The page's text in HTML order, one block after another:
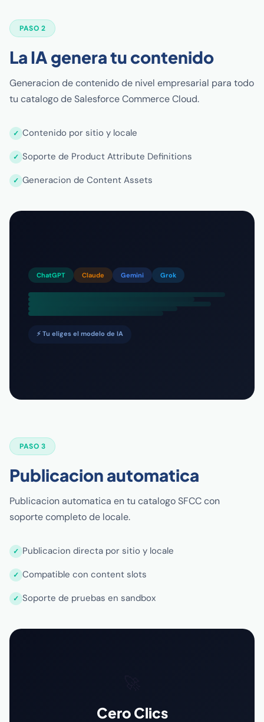
PASO 2
La IA genera tu contenido
Generacion de contenido de nivel empresarial para todo
tu catalogo de Salesforce Commerce Cloud.
Contenido por sitio y locale
Soporte de Product Attribute Definitions
Generacion de Content Assets
ChatGPT Claude Gemini Grok
⚡ Tu eliges el modelo de IA
PASO 3
Publicacion automatica
Publicacion automatica en tu catalogo SFCC con
soporte completo de locale.
Publicacion directa por sitio y locale
Compatible con content slots
Soporte de pruebas en sandbox
Cero Clics